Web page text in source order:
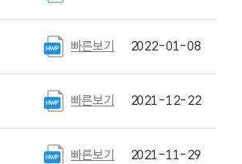
빠른보기 2022-01-08
빠른보기 2021-12-22
빠른보기 2021-11-29